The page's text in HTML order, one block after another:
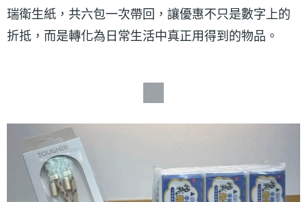
瑞衛生紙，共六包一次帶回，讓優惠不只是數字上的
折抵，而是轉化為日常生活中真正用得到的物品。